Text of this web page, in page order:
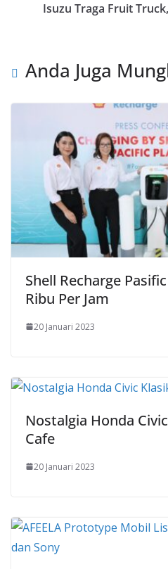
Isuzu Traga Fruit
Anda Juga
Shell Recharge
Ribu Per Jam
20 Januari 2023
Nostalgia Honda
Cafe
20 Januari 2023